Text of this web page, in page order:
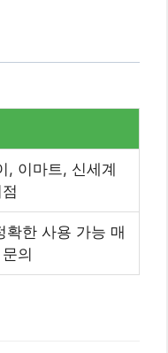
, 이마트, 신세계
확한 사용 가능 매
의